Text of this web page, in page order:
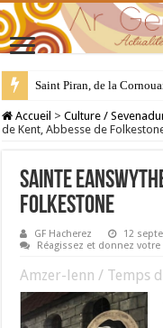
28 juillet : Saint Samson
Accueil > Culture /
de Kent, Abbesse de
Sainte
Folkestone
GF Hacherez
12
Réagissez et donnez votre
Amzer-lenn / Temps